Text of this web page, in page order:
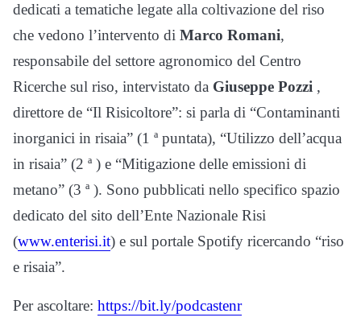
dedicati a tematiche legate alla coltivazione del riso
che vedono l’intervento di Marco Romani,
responsabile del settore agronomico del Centro
Ricerche sul riso, intervistato da Giuseppe Pozzi ,
direttore de “Il Risicoltore”: si parla di “Contaminanti
inorganici in risaia” (1 ª puntata), “Utilizzo dell’acqua
in risaia” (2 ª ) e “Mitigazione delle emissioni di
metano” (3 ª ). Sono pubblicati nello specifico spazio
dedicato del sito dell’Ente Nazionale Risi
(www.enterisi.it) e sul portale Spotify ricercando “riso
e risaia”.
Per ascoltare: https://bit.ly/podcastenr